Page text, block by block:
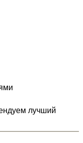
лучший